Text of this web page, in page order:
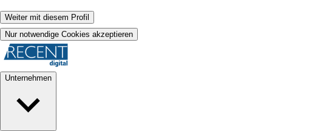
Weiter mit diesem Profil
Nur notwendige Cookies akzeptieren
Unternehmen